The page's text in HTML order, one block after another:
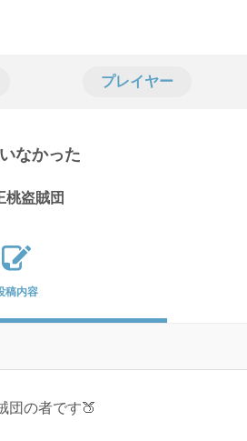
プレイヤー
なかった
桃盗賊団
稿内容
団の者です🍑